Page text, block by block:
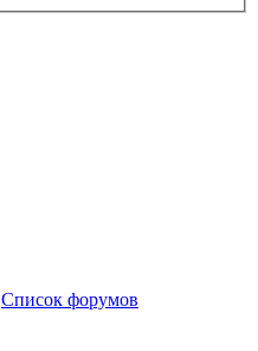
Список форумов